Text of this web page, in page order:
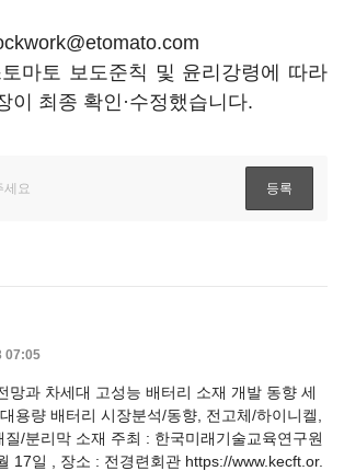
마토 보도준칙 및 윤리강령에 따라
이 최종 확인·수정했습니다.
07:05
망과 차세대 고성능 배터리 소재 개발 동향 세
용량 배터리 시장분석/동향, 전고체/하이니켈,
/분리막 소재 주최 : 한국미래기술교육연구원
17일 , 장소 : 전경련회관 https://www.kecft.or.